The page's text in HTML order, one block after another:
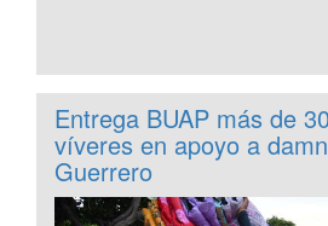
Entrega BUAP más de
víveres en apoyo a
Guerrero